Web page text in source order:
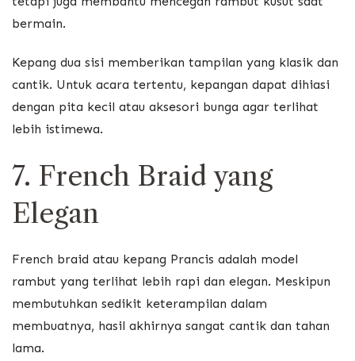
bermain.
Kepang dua sisi memberikan tampilan yang klasik dan
cantik. Untuk acara tertentu, kepangan dapat dihiasi
dengan pita kecil atau aksesori bunga agar terlihat
lebih istimewa.
7. French Braid yang
Elegan
French braid atau kepang Prancis adalah model
rambut yang terlihat lebih rapi dan elegan. Meskipun
membutuhkan sedikit keterampilan dalam
membuatnya, hasil akhirnya sangat cantik dan tahan
lama.